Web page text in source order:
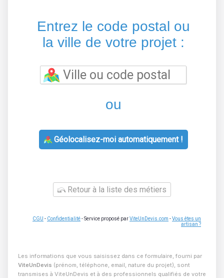
Entrez le code postal ou
la ville de votre projet :
ou
Géolocalisez-moi automatiquement !
Retour à la liste des métiers
CGU - Confidentialité- Service proposé parViteUnDevis.com -Vous êtes un
artisan ?
Les informations que vous saisissez dans ce formulaire, fourni par
ViteUnDevis (prénom, téléphone, email, nature du projet), sont
transmises à ViteUnDevis et à des professionnels qualifiés de votre